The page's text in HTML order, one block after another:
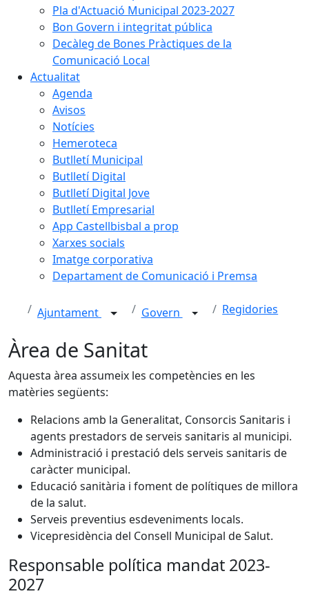
Pla d'Actuació Municipal 2023-2027
Bon Govern i integritat pública
Decàleg de Bones Pràctiques de la
Comunicació Local
Actualitat
Agenda
Avisos
Notícies
Hemeroteca
Butlletí Municipal
Butlletí Digital
Butlletí Digital Jove
Butlletí Empresarial
App Castellbisbal a prop
Xarxes socials
Imatge corporativa
Departament de Comunicació i Premsa
Ajuntament Govern Regidories
Àrea de Sanitat
Aquesta àrea assumeix les competències en les
matèries següents:
Relacions amb la Generalitat, Consorcis Sanitaris i
agents prestadors de serveis sanitaris al municipi.
Administració i prestació dels serveis sanitaris de
caràcter municipal.
Educació sanitària i foment de polítiques de millora
de la salut.
Serveis preventius esdeveniments locals.
Vicepresidència del Consell Municipal de Salut.
Responsable política mandat 2023-
2027